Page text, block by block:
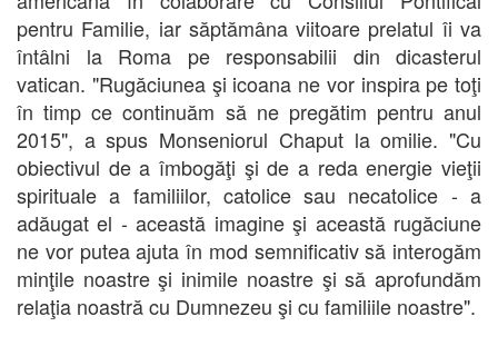
pentru Familie, iar săptămâna viitoare prelatul îi va
întâlni la Roma pe responsabilii din dicasterul
vatican. "Rugăciunea şi icoana ne vor inspira pe toţi
în timp ce continuăm să ne pregătim pentru anul
2015", a spus Monseniorul Chaput la omilie. "Cu
obiectivul de a îmbogăţi şi de a reda energie vieţii
spirituale a familiilor, catolice sau necatolice - a
adăugat el - această imagine şi această rugăciune
ne vor putea ajuta în mod semnificativ să interogăm
minţile noastre şi inimile noastre şi să aprofundăm
relaţia noastră cu Dumnezeu şi cu familiile noastre".